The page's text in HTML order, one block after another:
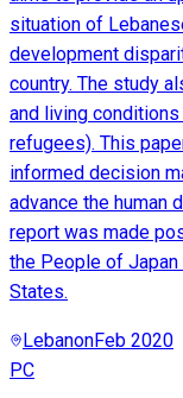
situation of
development
country. The study
and living
refugees). This
informed decision
advance the human
report was made
the People of Japan
States.
LebanonFeb 2020
PC